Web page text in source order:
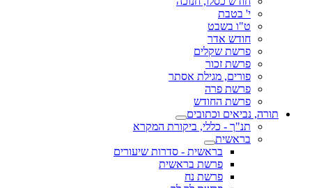
י' בטבת
ט"ו בשבט
חודש אדר
פרשת שקלים
פרשת זכור
פורים, מגילת אסתר
פרשת פרה
פרשת החודש
תורה, נביאים וכתובים
תנ"ך - כללי, ביקורת המקרא
בראשית
בראשית - סדרות שיעורים
פרשת בראשית
פרשת נח